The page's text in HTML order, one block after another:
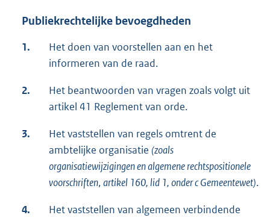
Publiekrechtelijke bevoegdheden
1.
Het doen van voorstellen aan en het
informeren van de raad.
2.
Het beantwoorden van vragen zoals volgt uit
artikel 41 Reglement van orde.
3.
Het vaststellen van regels omtrent de
ambtelijke organisatie (zoals
organisatiewijzigingen en algemene rechtspositionele
voorschriften,artikel 160, lid 1, onder c Gemeentewet).
4.
Het vaststellen van algemeen verbindende